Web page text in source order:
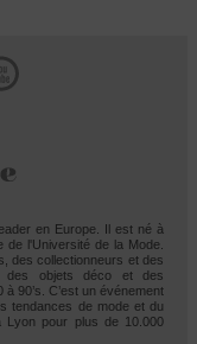
en Europe. Il est né à
l'Université de la Mode.
des collectionneurs et des
des objets déco et des
90’s. C’est un événement
tendances de mode et du
Lyon pour plus de 10.000